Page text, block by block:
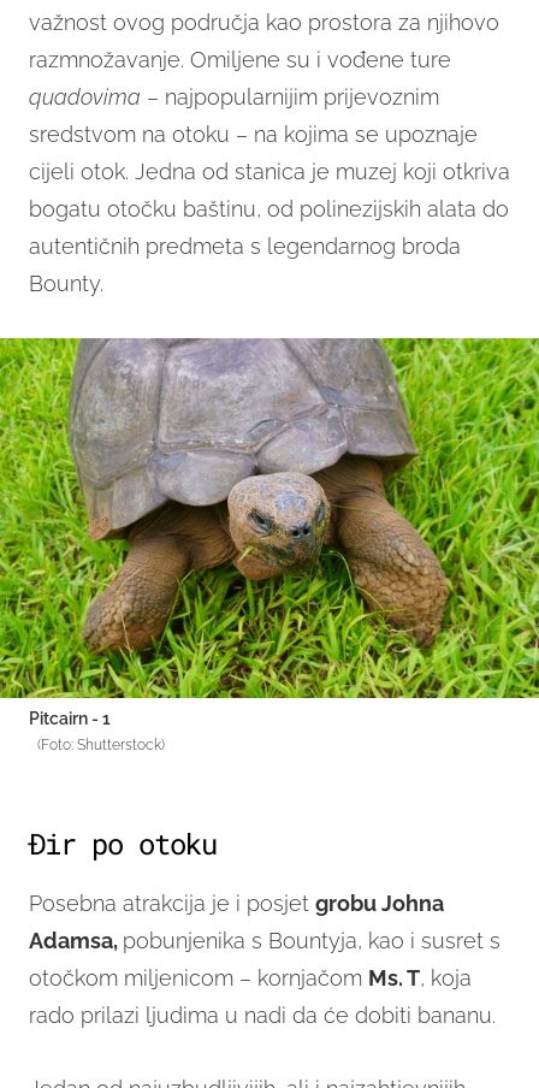
važnost ovog područja kao prostora za njihovo
razmnožavanje. Omiljene su i vođene ture
quadovima – najpopularnijim prijevoznim
sredstvom na otoku – na kojima se upoznaje
cijeli otok. Jedna od stanica je muzej koji otkriva
bogatu otočku baštinu, od polinezijskih alata do
autentičnih predmeta s legendarnog broda
Bounty.
Pitcairn - 1
(Foto: Shutterstock)
Đir po otoku
Posebna atrakcija je i posjet grobu Johna
Adamsa, pobunjenika s Bountyja, kao i susret s
otočkom miljenicom – kornjačom Ms. T, koja
rado prilazi ljudima u nadi da će dobiti bananu.